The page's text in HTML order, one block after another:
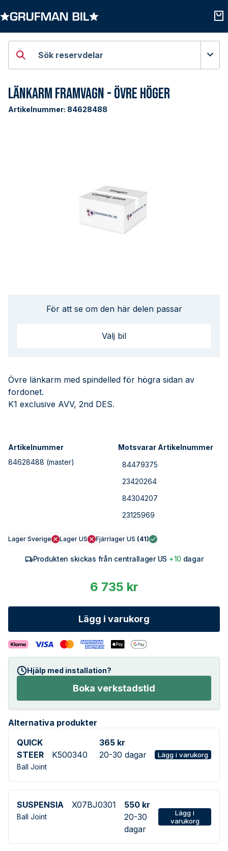
Sök reservdelar
Länkarm Framvagn - Övre Höger
Artikelnummer: 84628488
För att se om den här delen passar
Välj bil
Övre länkarm med spindelled för högra sidan av
fordonet.
K1 exclusive AVV, 2nd DES.
Artikelnummer
84628488 (master)
Motsvarar Artikelnummer
84479375
23420264
84304207
23125969
Lager Sverige Lager US Fjärrlager US (41)
Produkten skickas från centrallager US +10 dagar
6 735 kr
Lägg i varukorg
Hjälp med installation?
Boka verkstadstid
Alternativa produkter
QUICK
STEER
K500340
Ball Joint
365 kr
20-30 dagar
Lägg i varukorg
SUSPENSIA X07BJ0301
Ball Joint
550 kr
20-30
dagar
Lägg i
varukorg